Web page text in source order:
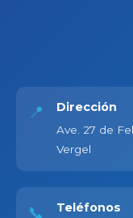
📍 Dirección
Ave. 27 de
Vergel
📞 Teléfonos